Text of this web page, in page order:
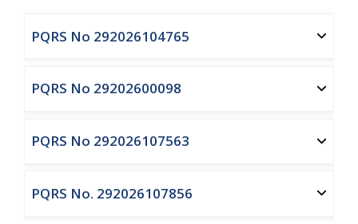
PQRS No 292026104765
PQRS No 29202600098
PQRS No 292026107563
PQRS No. 292026107856